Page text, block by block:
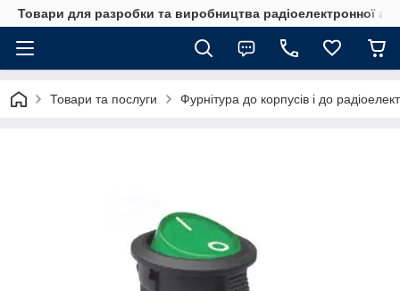
Товари для разробки та виробництва радіоелектронної
Товари та послуги Фурнітура до корпусів і до